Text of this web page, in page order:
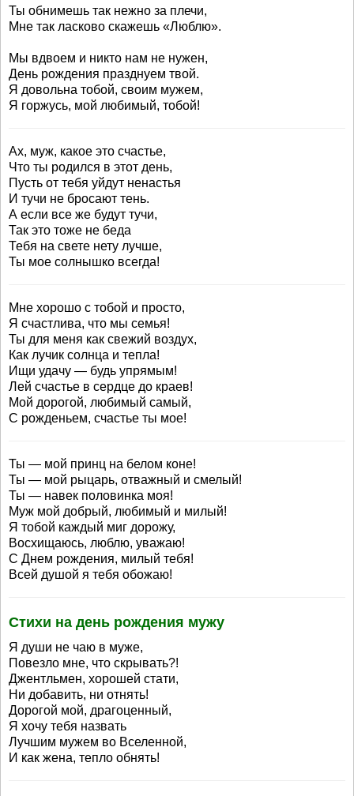
Ты обнимешь так нежно за плечи,
Мне так ласково скажешь «Люблю».
Мы вдвоем и никто нам не нужен,
День рождения празднуем твой.
Я довольна тобой, своим мужем,
Я горжусь, мой любимый, тобой!
Ах, муж, какое это счастье,
Что ты родился в этот день,
Пусть от тебя уйдут ненастья
И тучи не бросают тень.
А если все же будут тучи,
Так это тоже не беда
Тебя на свете нету лучше,
Ты мое солнышко всегда!
Мне хорошо с тобой и просто,
Я счастлива, что мы семья!
Ты для меня как свежий воздух,
Как лучик солнца и тепла!
Ищи удачу — будь упрямым!
Лей счастье в сердце до краев!
Мой дорогой, любимый самый,
С рожденьем, счастье ты мое!
Ты — мой принц на белом коне!
Ты — мой рыцарь, отважный и смелый!
Ты — навек половинка моя!
Муж мой добрый, любимый и милый!
Я тобой каждый миг дорожу,
Восхищаюсь, люблю, уважаю!
С Днем рождения, милый тебя!
Всей душой я тебя обожаю!
Стихи на день рождения мужу
Я души не чаю в муже,
Повезло мне, что скрывать?!
Джентльмен, хорошей стати,
Ни добавить, ни отнять!
Дорогой мой, драгоценный,
Я хочу тебя назвать
Лучшим мужем во Вселенной,
И как жена, тепло обнять!